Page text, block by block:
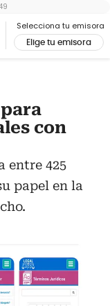
Selecciona tu emisora
Elige tu emisora
con
entre 425
papel en la